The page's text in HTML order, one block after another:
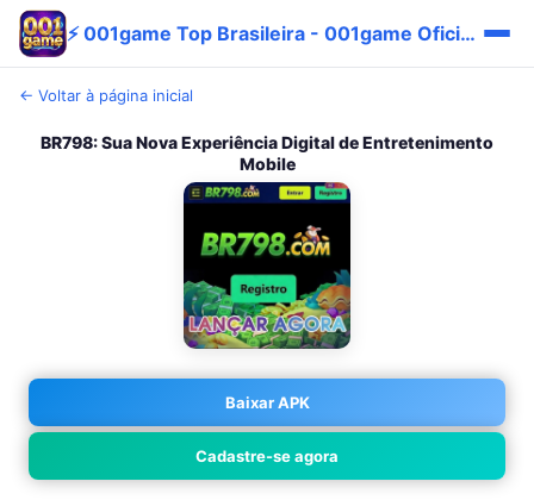
⚡ 001game Top Brasileira - 001game Oficial Pix Vantagem
← Voltar à página inicial
BR798: Sua Nova Experiência Digital de Entretenimento
Mobile
Baixar APK
Cadastre-se agora